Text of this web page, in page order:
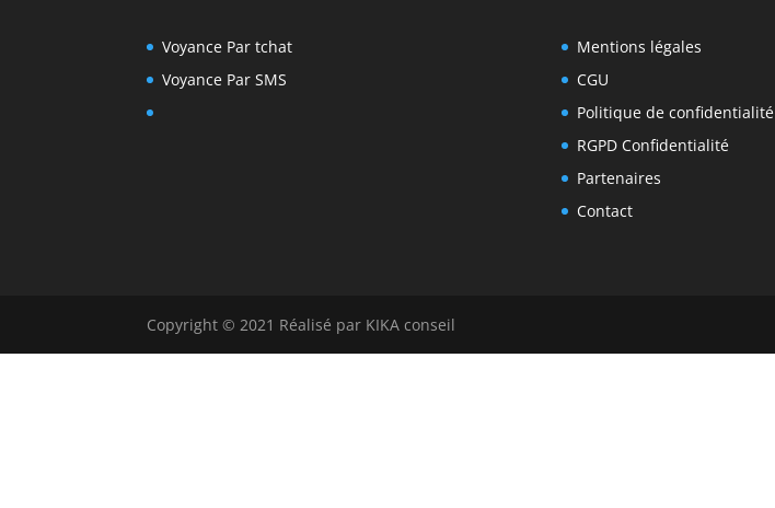
Voyance Par tchat
Voyance Par SMS
Mentions légales
CGU
Politique de confidentialité
RGPD Confidentialité
Partenaires
Contact
Copyright © 2021 Réalisé par KIKA conseil